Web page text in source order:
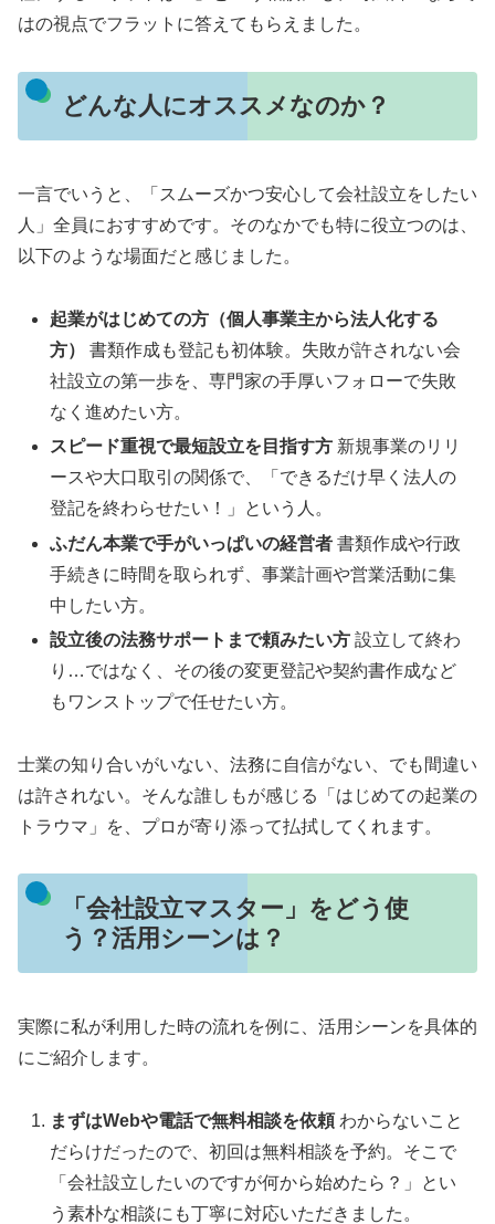
はの視点でフラットに答えてもらえました。
どんな人にオススメなのか？
一言でいうと、「スムーズかつ安心して会社設立をしたい
人」全員におすすめです。そのなかでも特に役立つのは、
以下のような場面だと感じました。
起業がはじめての方（個人事業主から法人化する
方）
書類作成も登記も初体験。失敗が許されない会
社設立の第一歩を、専門家の手厚いフォローで失敗
なく進めたい方。
スピード重視で最短設立を目指す方 新規事業のリリ
ースや大口取引の関係で、「できるだけ早く法人の
登記を終わらせたい！」という人。
ふだん本業で手がいっぱいの経営者 書類作成や行政
手続きに時間を取られず、事業計画や営業活動に集
中したい方。
設立後の法務サポートまで頼みたい方 設立して終わ
り…ではなく、その後の変更登記や契約書作成など
もワンストップで任せたい方。
士業の知り合いがいない、法務に自信がない、でも間違い
は許されない。そんな誰しもが感じる「はじめての起業の
トラウマ」を、プロが寄り添って払拭してくれます。
「会社設立マスター」をどう使
う？活用シーンは？
実際に私が利用した時の流れを例に、活用シーンを具体的
にご紹介します。
まずはWebや電話で無料相談を依頼わからないこと
だらけだったので、初回は無料相談を予約。そこで
「会社設立したいのですが何から始めたら？」とい
う素朴な相談にも丁寧に対応いただきました。